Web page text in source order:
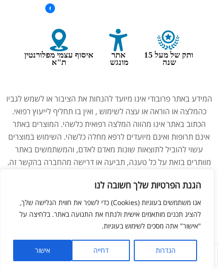
הגנת הפרטיות שלך חשובה לנו
אנו משתמשים בעוגיות (Cookies) כדי לשפר את חווית הגלישה שלך,
להציג תכנים מותאמים אישית ולנתח את התנועה באתר. בלחיצה על
"אישור" אתה מסכים לשימוש בעוגיות.
הגדרות דחייה אישור
לחנות החשבון שלי מועדפים חפש
ותק של מעל 15
שנה
אתר
מונגש
איסוף עצמי מפלורנטין
ת"א
המידע באתר פרובודי אינו מיועד להנחות את הציבור או לשמש לגביו
כהמלצה או הוראה או עצה לשימוש , ואין בו תחליף לייעוץ רפואי.
הכתוב באתר אינו מהווה המלצה רפואית כלשהי. המוצרים באתר
אינם תרופות ואינם מיועדים לרפא מחלה כלשהי. השימוש במוצרים
עשוי להוביל לתוצאות שונות מאדם לאדם, והמשתמשים באתר
מוותרים בזאת על כל טענה, תביעה או דרישה מהחברה בהקשר זה.
ברופא לפני השימוש במוצרים. התמונות באתר הן להמחשה בלבד.
צריכים עזרה מנציג?